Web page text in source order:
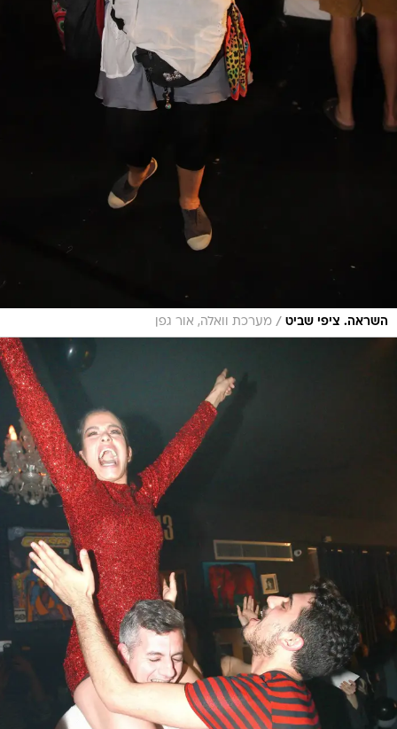
השראה. ציפי שביט / מערכת וואלה, אור גפן